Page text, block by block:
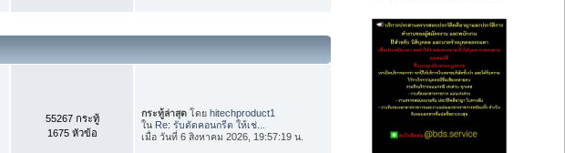
55267 กระทู้
1675 หัวข้อ
กระทู้ล่าสุด โดยhitechproduct1
ใน Re: รับตัดคอนกรีต ให้เช่...
เมื่อ วันที่ 6 สิงหาคม 2026, 19:57:19 น.